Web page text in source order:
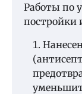
Работы по
постройки